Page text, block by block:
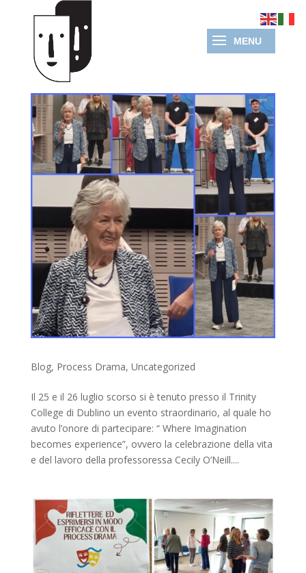
Blog, Process Drama, Uncategorized
Il 25 e il 26 luglio scorso si è tenuto presso il Trinity
College di Dublino un evento straordinario, al quale ho
avuto l’onore di partecipare: “ Where Imagination
becomes experience”, ovvero la celebrazione della vita
e del lavoro della professoressa Cecily O’Neill....